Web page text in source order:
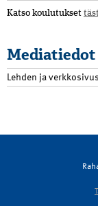
Katso koulutukset
Mediatiedot
Lehden ja